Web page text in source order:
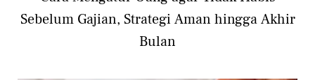
Sebelum Gajian, Strategi Aman hingga Akhir
Bulan